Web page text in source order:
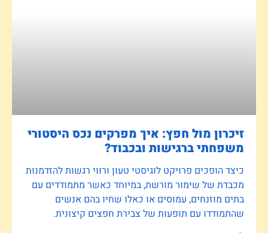
זיכרון מול חפץ: איך מפרקים נכס היסטורי
משפחתי ברגישות ובכבוד?
כיצד הופכים פרויקט לוגיסטי טעון ורווי רגשות להזדמנות
מכבדת של שימור מורשת, במיוחד כאשר מתמודדים עם
בתים מוזנחים, עמוסים או כאלו שחיו בהם אנשים
שהתמודדו עם תופעות של צבירת חפצים קיצונית.